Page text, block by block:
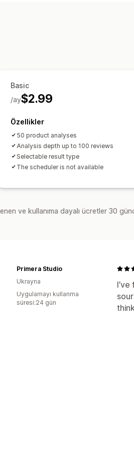
Basic
$2.99
/ay
Özellikler
50 product analyses
Analysis depth up to 100 reviews
Selectable result type
The scheduler is not available
ve kullanıma dayalı ücretler 30
Primera Studio
Ukrayna
Uygulamayı kullanma
süresi:24 gün